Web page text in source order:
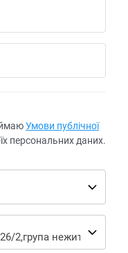
Умови публічної
персональних даних.